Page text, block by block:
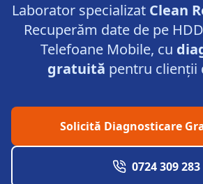
Laborator specializat Clean
Recuperăm date de pe
Telefoane Mobile, cu
gratuită pentru clienții
Solicită Diagnosticare
0724 309 283